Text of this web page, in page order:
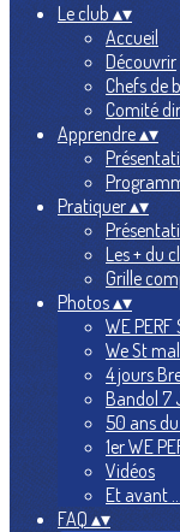
Le club ▴▾
Accueil
Découvrir
Chefs de
Comité
Apprendre▴▾
Pratiquer▴▾
Les + du
Grille
Photos▴▾
WE
We St
4 jours
Bandol 7
50 ans du
1er WE
Vidéos
Et avant ...
FAQ ▴▾